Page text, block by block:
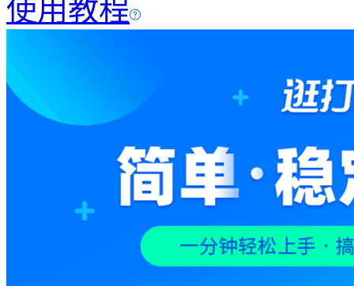
使用教程